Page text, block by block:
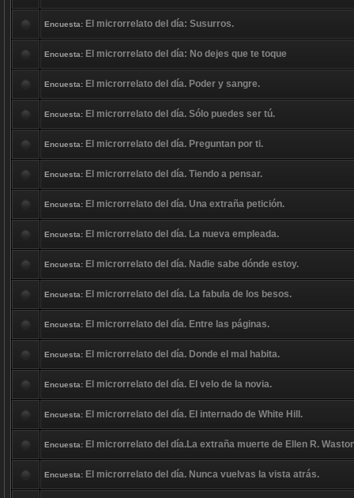
Encuesta: El microrrelato del día: Susurros.
Encuesta: El microrrelato del día: No dejes que te toque
Encuesta: El microrrelato del día. Poder y sangre.
Encuesta: El microrrelato del día. Sólo puedes ser tú.
Encuesta: El microrrelato del día. Preguntan por ti.
Encuesta: El microrrelato del día. Tiendo a pensar.
Encuesta: El microrrelato del día. Una extraña petición.
Encuesta: El microrrelato del día. La nueva empleada.
Encuesta: El microrrelato del día. Nadie sabe dónde estoy.
Encuesta: El microrrelato del día. La fabula de los besos.
Encuesta: El microrrelato del día. Entre las páginas.
Encuesta: El microrrelato del día. Donde el mal habita.
Encuesta: El microrrelato del día. El velo de la novia.
Encuesta: El microrrelato del día. El internado de White Hill.
Encuesta: El microrrelato del día.La extraña muerte de Ellen R.
Encuesta: El microrrelato del día. Nunca vuelvas la vista atrás.